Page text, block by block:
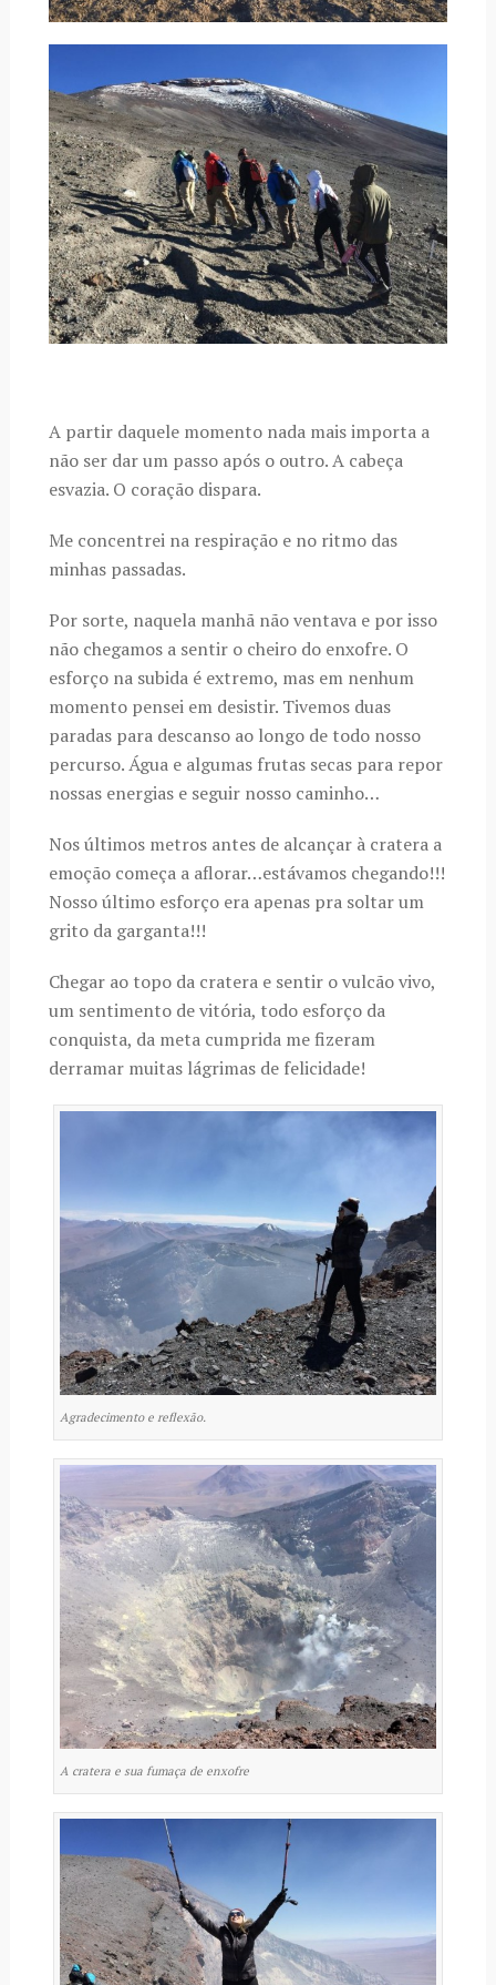
A partir daquele momento nada mais importa a
não ser dar um passo após o outro. A cabeça
esvazia. O coração dispara.
Me concentrei na respiração e no ritmo das
minhas passadas.
Por sorte, naquela manhã não ventava e por isso
não chegamos a sentir o cheiro do enxofre. O
esforço na subida é extremo, mas em nenhum
momento pensei em desistir. Tivemos duas
paradas para descanso ao longo de todo nosso
percurso. Água e algumas frutas secas para repor
nossas energias e seguir nosso caminho…
Nos últimos metros antes de alcançar à cratera a
emoção começa a aflorar…estávamos chegando!!!
Nosso último esforço era apenas pra soltar um
grito da garganta!!!
Chegar ao topo da cratera e sentir o vulcão vivo,
um sentimento de vitória, todo esforço da
conquista, da meta cumprida me fizeram
derramar muitas lágrimas de felicidade!
Agradecimento e reflexão.
A cratera e sua fumaça de enxofre